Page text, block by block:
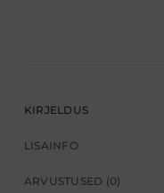
KIRJELDUS
LISAINFO
ARVUSTUSED (0)